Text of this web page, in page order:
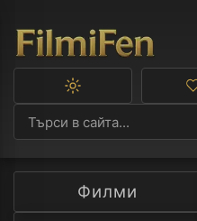
Превключване
тъмна
тема
Филми